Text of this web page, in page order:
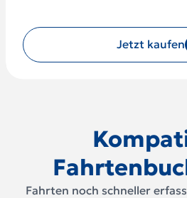
Jetzt kaufen
Fahrten noch schneller